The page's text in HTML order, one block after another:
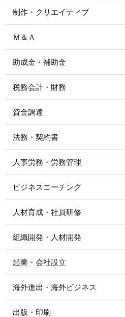
制作・クリエイティブ
Ｍ＆Ａ
助成金・補助金
税務会計・財務
資金調達
法務・契約書
人事労務・労務管理
ビジネスコーチング
人材育成・社員研修
組織開発・人材開発
起業・会社設立
海外進出・海外ビジネス
出版・印刷